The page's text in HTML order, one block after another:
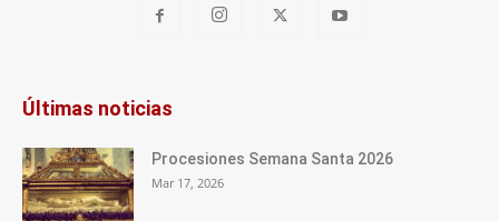
Últimas noticias
Procesiones Semana Santa 2026
Mar 17, 2026